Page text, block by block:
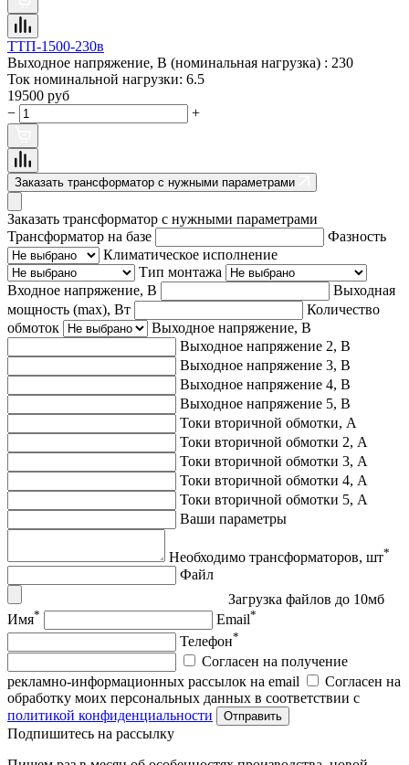
ТТП-1500-230в
Выходное напряжение, В (номинальная нагрузка) : 230
Ток номинальной нагрузки: 6.5
19500 руб
−
+
Заказать трансформатор с нужными параметрами
Заказать трансформатор с нужными параметрами
Трансформатор на базе
Фазность
Климатическое исполнение
Тип монтажа
Входное напряжение, В
Выходная
мощность (max), Вт
Количество
обмоток
Выходное напряжение, В
Выходное напряжение 2, В
Выходное напряжение 3, В
Выходное напряжение 4, В
Выходное напряжение 5, В
Токи вторичной обмотки, А
Токи вторичной обмотки 2, А
Токи вторичной обмотки 3, А
Токи вторичной обмотки 4, А
Токи вторичной обмотки 5, А
Ваши параметры
Необходимо трансформаторов, шт*
Файл
Загрузка файлов до 10мб
Имя* Email*
Телефон*
Согласен на получение
рекламно-информационных рассылок на email
Согласен на
обработку моих персональных данных в соответствии с
политикой конфиденциальности
Отправить
Подпишитеcь на рассылку